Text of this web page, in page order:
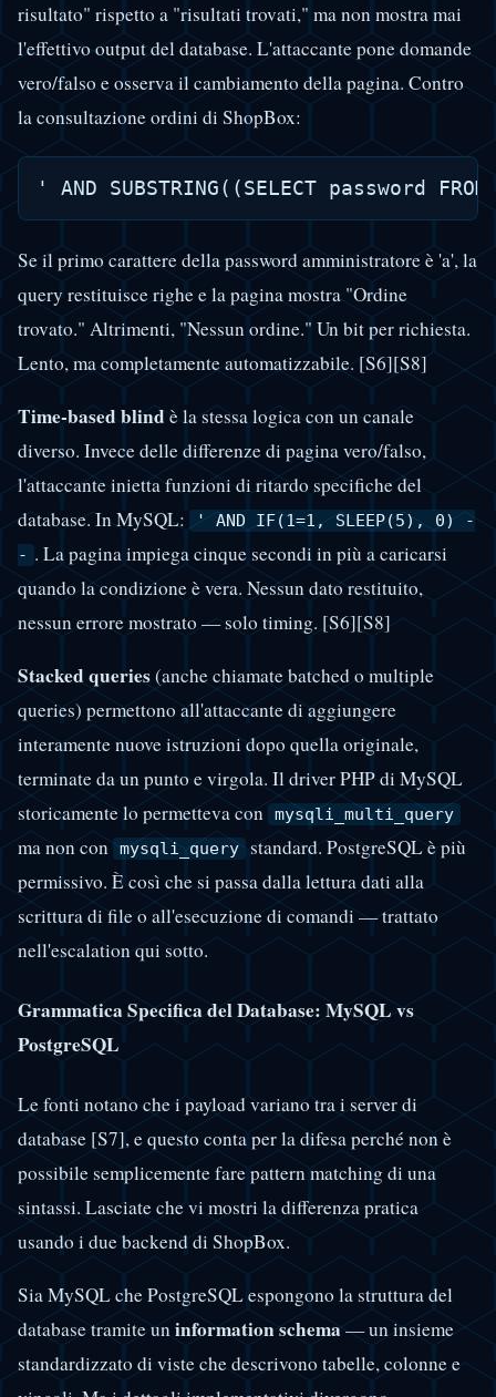
risultato" rispetto a "risultati trovati," ma non mostra mai
l'effettivo output del database. L'attaccante pone domande
vero/falso e osserva il cambiamento della pagina. Contro
la consultazione ordini di ShopBox:
Se il primo carattere della password amministratore è 'a', la
query restituisce righe e la pagina mostra "Ordine
trovato." Altrimenti, "Nessun ordine." Un bit per richiesta.
Lento, ma completamente automatizzabile. [S6][S8]
Time-based blindè la stessa logica con un canale
diverso. Invece delle differenze di pagina vero/falso,
l'attaccante inietta funzioni di ritardo specifiche del
database. In MySQL:
' AND IF(1=1, SLEEP(5), 0) -
- . La pagina impiega cinque secondi in più a caricarsi
quando la condizione è vera. Nessun dato restituito,
nessun errore mostrato — solo timing. [S6][S8]
Stacked queries(anche chiamate batched o multiple
queries) permettono all'attaccante di aggiungere
interamente nuove istruzioni dopo quella originale,
terminate da un punto e virgola. Il driver PHP di MySQL
storicamente lo permetteva con mysqli_multi_query
ma non con mysqli_query standard. PostgreSQL è più
permissivo. È così che si passa dalla lettura dati alla
scrittura di file o all'esecuzione di comandi — trattato
nell'escalation qui sotto.
Grammatica Specifica del Database: MySQL vs
PostgreSQL
Le fonti notano che i payload variano tra i server di
database [S7], e questo conta per la difesa perché non è
possibile semplicemente fare pattern matching di una
sintassi. Lasciate che vi mostri la differenza pratica
usando i due backend di ShopBox.
Sia MySQL che PostgreSQL espongono la struttura del
database tramite uninformation schema— un insieme
standardizzato di viste che descrivono tabelle, colonne e